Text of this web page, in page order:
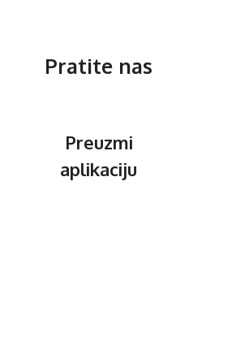
Pratite nas
Preuzmi
aplikaciju